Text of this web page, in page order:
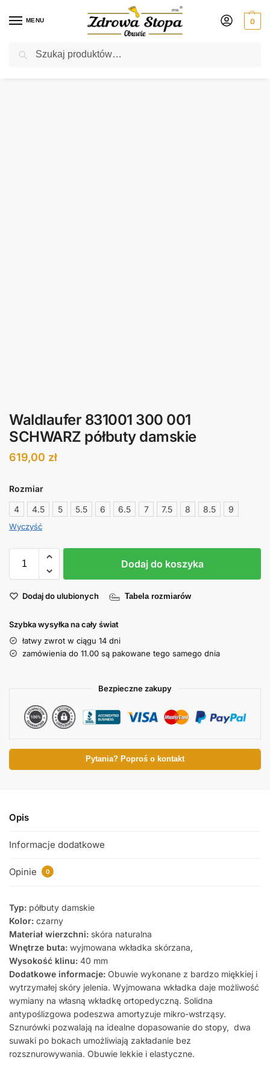
MENU 0
Rabat ⚡ 5% kod: ZDROWASTOPA (na obuwie poza promocją)
Waldlaufer 831001 300 001
SCHWARZ półbuty damskie
619,00 zł
Rozmiar
4
4.5 5 5.5 6 6.5 7 7.5 8 8.5 9
Wyczyść
Dodaj do koszyka
Dodaj do ulubionych Tabela rozmiarów
Szybka wysyłka na cały świat
łatwy zwrot w ciągu 14 dni
zamówienia do 11.00 są pakowane tego samego dnia
Bezpieczne zakupy
Pytania? Poproś o kontakt
Opis
Informacje dodatkowe
Opinie 0
Typ: półbuty damskie
Kolor: czarny
Materiał wierzchni: skóra naturalna
Wnętrze buta: wyjmowana wkładka skórzana,
Wysokość klinu: 40 mm
Dodatkowe informacje: Obuwie wykonane z bardzo miękkiej i
wytrzymałej skóry jelenia. Wyjmowana wkładka daje możliwość
wymiany na własną wkładkę ortopedyczną. Solidna
antypoślizgowa podeszwa amortyzuje mikro-wstrząsy.
Sznurówki pozwalają na idealne dopasowanie do stopy, dwa
suwaki po bokach umożliwiają zakładanie bez
rozsznurowywania. Obuwie lekkie i elastyczne.